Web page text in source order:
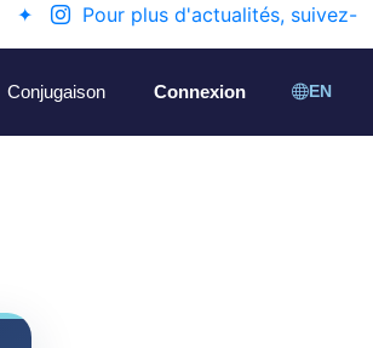
✦
Pour plus d'actualités, suivez-
Conjugaison Connexion EN